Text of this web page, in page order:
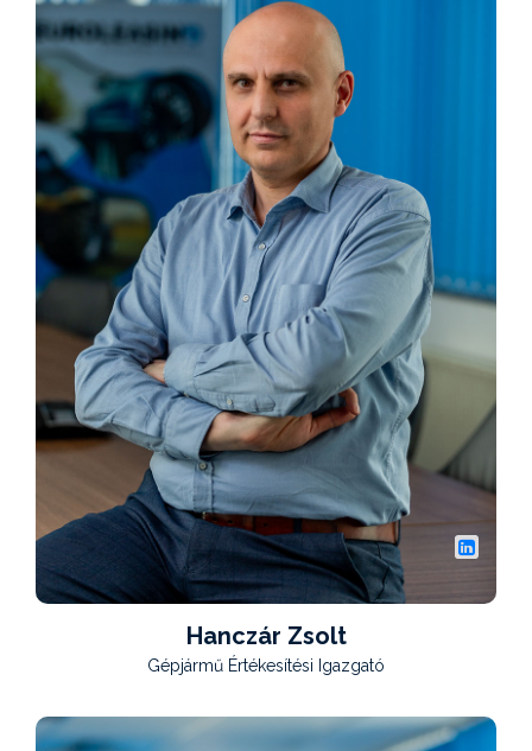
Hanczár Zsolt
Gépjármű Értékesítési Igazgató